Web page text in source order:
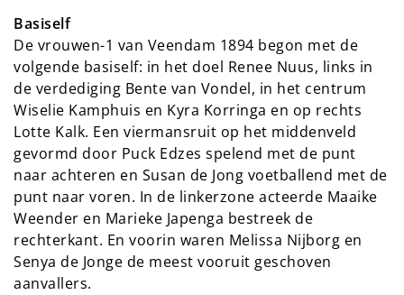
Basiself
De vrouwen-1 van Veendam 1894 begon met de
volgende basiself: in het doel Renee Nuus, links in
de verdediging Bente van Vondel, in het centrum
Wiselie Kamphuis en Kyra Korringa en op rechts
Lotte Kalk. Een viermansruit op het middenveld
gevormd door Puck Edzes spelend met de punt
naar achteren en Susan de Jong voetballend met de
punt naar voren. In de linkerzone acteerde Maaike
Weender en Marieke Japenga bestreek de
rechterkant. En voorin waren Melissa Nijborg en
Senya de Jonge de meest vooruit geschoven
aanvallers.